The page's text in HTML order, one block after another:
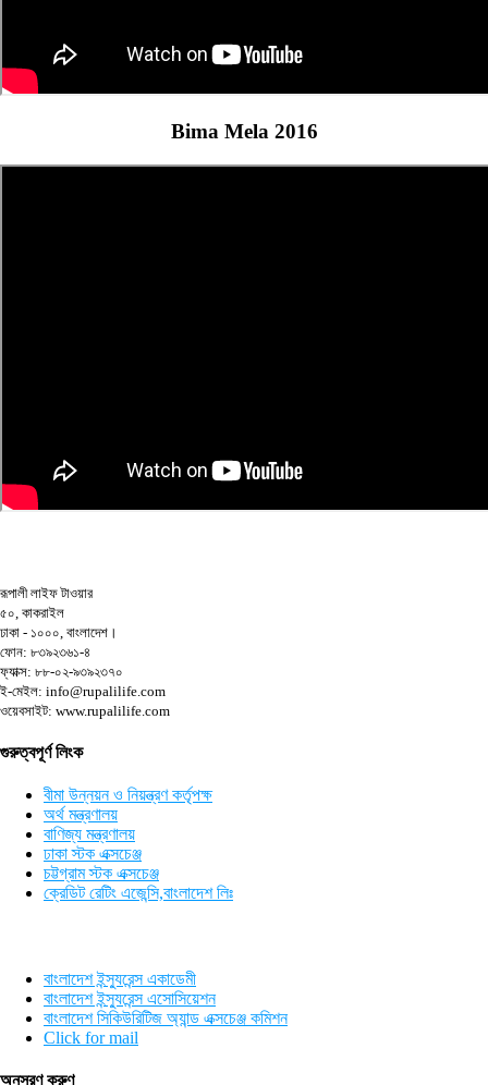
Bima Mela 2016
রূপালী লাইফ টাওয়ার
৫০, কাকরাইল
ঢাকা - ১০০০, বাংলাদেশ।
ফোন: ৮৩৯২৩৬১-৪
ফ্যাক্স: ৮৮-০২-৯৩৯২৩৭০
ই-মেইল: info@rupalilife.com
ওয়েবসাইট: www.rupalilife.com
গুরুত্বপূর্ণ লিংক
বীমা উন্নয়ন ও নিয়ন্ত্রণ কর্তৃপক্ষ
অর্থ মন্ত্রণালয়
বাণিজ্য মন্ত্রণালয়
ঢাকা স্টক এক্সচেঞ্জ
চট্টগ্রাম স্টক এক্সচেঞ্জ
ক্রেডিট রেটিং এজেন্সি,বাংলাদেশ লিঃ
বাংলাদেশ ইন্স্যুরেন্স একাডেমী
বাংলাদেশ ইন্স্যুরেন্স এসোসিয়েশন
বাংলাদেশ সিকিউরিটিজ অ্যান্ড এক্সচেঞ্জ কমিশন
Click for mail
অনুসরণ করুণ